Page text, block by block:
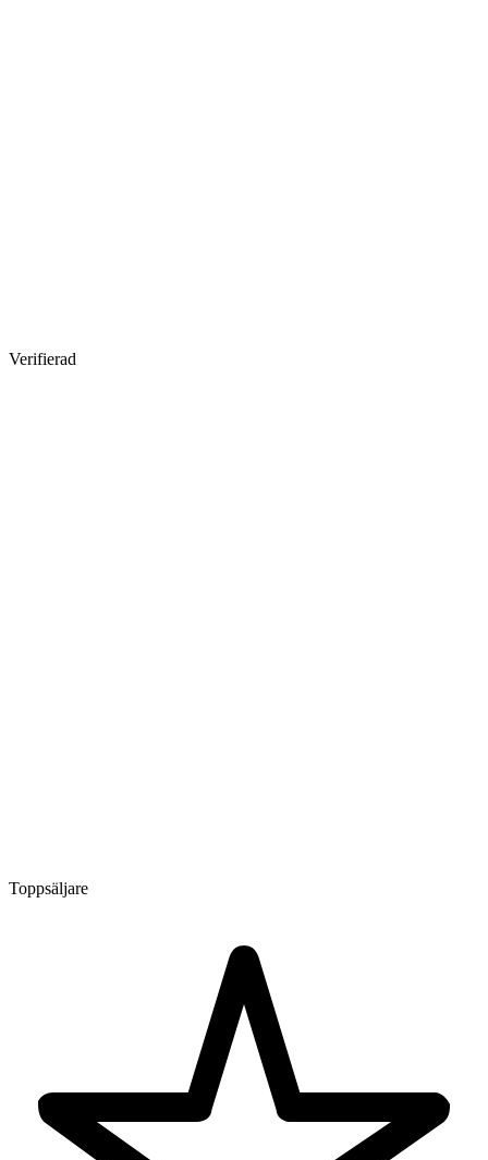
Verifierad
Toppsäljare